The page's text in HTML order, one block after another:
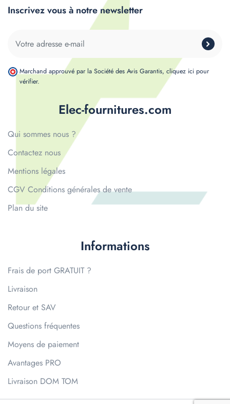
Elec-fournitures.com
Qui sommes nous ?
Contactez nous
Mentions légales
CGV Conditions générales de vente
Plan du site
Informations
Frais de port GRATUIT ?
Livraison
Retour et SAV
Questions fréquentes
Moyens de paiement
Avantages PRO
Livraison DOM TOM
Inscrivez vous à notre newsletter
Marchand approuvé par la Société des Avis Garantis, cliquez ici pour
vérifier.